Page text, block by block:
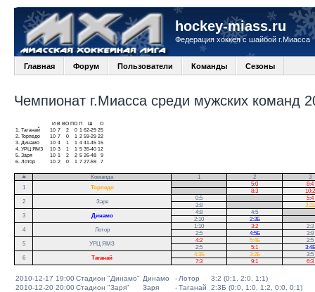
hockey-miass.ru
Федерация хоккея с шайбой г.Миасса
Главная Форум Пользователи Команды Сезоны
Чемпионат г.Миасса среди мужских команд
И В ВО ПО П
О
1.
Таганай 10 7 2 0 1 62-29 25
2. Торпедо 10 7 0 1 2 59-29 22
3.
Динамо 10 4 1 1 4 41-45 15
4. УРЦ ЯМЗ 10 3 1 1 5 35-40 12
5. Заря 10 1 2 2 5 26-48
9
6. Лотор 10 2 0 1 7 27-59 7
# Команда 1 2
3
1
Торпедо
5:0
8:4
8:3
10:2
2
Заря
0:5
5:4
3:8
3:2Б
3
Динамо
4:8 4:5
2:10
2:3Б
4
Лотор
1:10 3:2
2:3
2:5
4:5Б
3:9
5
УРЦ ЯМЗ
4:2 5:4Б
2:5
2:5
5:1
3:4Б
6
Таганай
4:3Б 3:2Б
3:5
7:3
9:1 6:3
2010-12-17 19:00Стадион "Динамо" Динамо - Лотор
3:2 (0:1, 2:0, 1:1)
2010-12-20 20:00Стадион "Заря" Заря -Таганай
2:3Б (0:0, 1:0, 1:2, 0:0, 0:1)